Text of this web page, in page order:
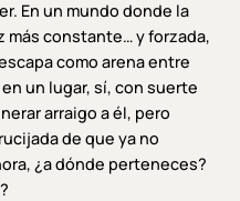
En un mundo donde la
más constante… y forzada,
como arena entre
un lugar, sí, con suerte
arraigo a él, pero
de que ya no
¿a dónde perteneces?